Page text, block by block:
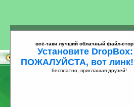
всё-таки лучший облачный файл-
Установите DropBox:
ПОЖАЛУЙСТА, вот линк!
бесплатно, приглашая друзей!